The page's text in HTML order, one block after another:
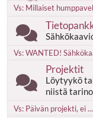
Vs: Millaiset
Vs: WANTED!
Projektit
Löytyykö
niistä
Vs: Päivän projekti, ei ...